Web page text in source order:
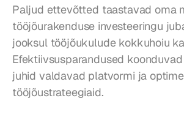
Paljud ettevõtted taastavad oma
tööjõurakenduse investeeringu
jooksul tööjõukulude kokkuhoiu
Efektiivsusparandused
juhid valdavad platvormi ja
tööjõustrateegiaid.